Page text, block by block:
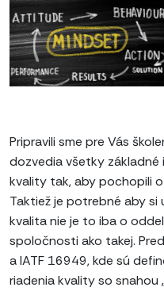
Pripravili sme pre Vás
dozvedia všetky
kvality tak, aby pochopili
Taktiež je potrebné aby si
kvalita nie je to iba o
spoločnosti ako takej.
a IATF 16949, kde sú
riadenia kvality so snahou